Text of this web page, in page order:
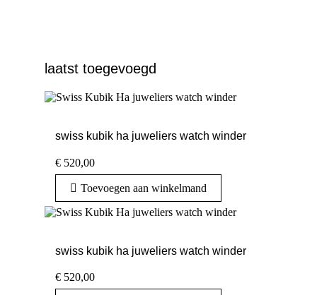
laatst toegevoegd
swiss kubik ha juweliers watch winder
€ 520,00
Toevoegen aan winkelmand
swiss kubik ha juweliers watch winder
€ 520,00